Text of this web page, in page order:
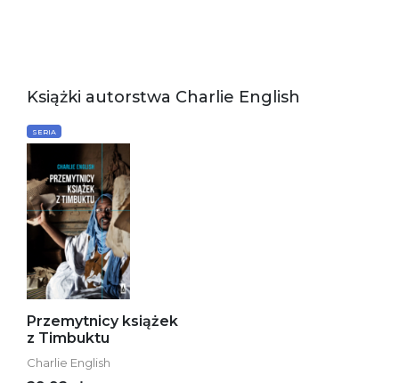
Książki autorstwa Charlie English
SERIA
Przemytnicy książek
z Timbuktu
Charlie English